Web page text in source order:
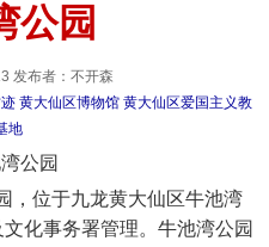
公园
发布者：不开森
黄大仙区博物馆 黄大仙区爱国主义教
地
位于九龙黄大仙区牛池湾
化事务署管理。牛池湾公园